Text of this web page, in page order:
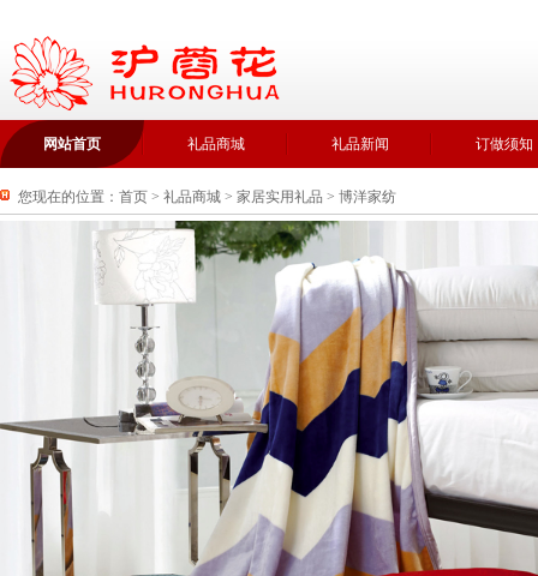
网站首页 礼品商城 礼品新闻 订做须知
您现在的位置： 首页 > 礼品商城 > 家居实用礼品 > 博洋家纺